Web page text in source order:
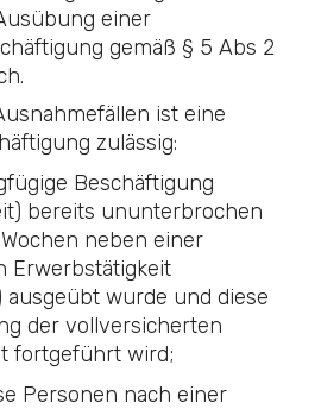
einer
gemäß § 5 Abs 2
ist eine
zulässig:
Beschäftigung
bereits ununterbrochen
neben einer
Erwerbstätigkeit
ausgeübt wurde und diese
der vollversicherten
fortgeführt wird;
Personen nach einer